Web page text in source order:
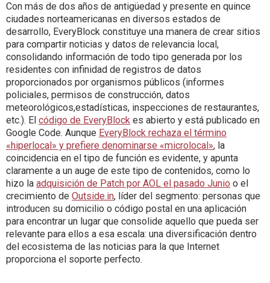
Con más de dos años de antigüedad y presente en quince
ciudades norteamericanas en diversos estados de
desarrollo, EveryBlock constituye una manera de crear sitios
para compartir noticias y datos de relevancia local,
consolidando información de todo tipo generada por los
residentes con infinidad de registros de datos
proporcionados por organismos públicos (informes
policiales, permisos de construcción, datos
meteorológicos,estadísticas, inspecciones de restaurantes,
etc.). El código de EveryBlock es abierto y está publicado en
Google Code. Aunque EveryBlock rechaza el término
«hiperlocal» y prefiere denominarse «microlocal», la
coincidencia en el tipo de función es evidente, y apunta
claramente a un auge de este tipo de contenidos, como lo
hizo la adquisición de Patch por AOL el pasado Junio o el
crecimiento de Outside.in, líder del segmento: personas que
introducen su domicilio o código postal en una aplicación
para encontrar un lugar que consolide aquello que pueda ser
relevante para ellos a esa escala: una diversificación dentro
del ecosistema de las noticias para la que Internet
proporciona el soporte perfecto.